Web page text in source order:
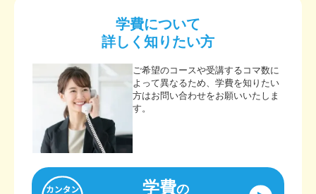
学費について
詳しく知りたい方
ご希望のコースや受講するコマ数に
よって異なるため、学費を知りたい
方はお問い合わせをお願いいたしま
す。
学費の